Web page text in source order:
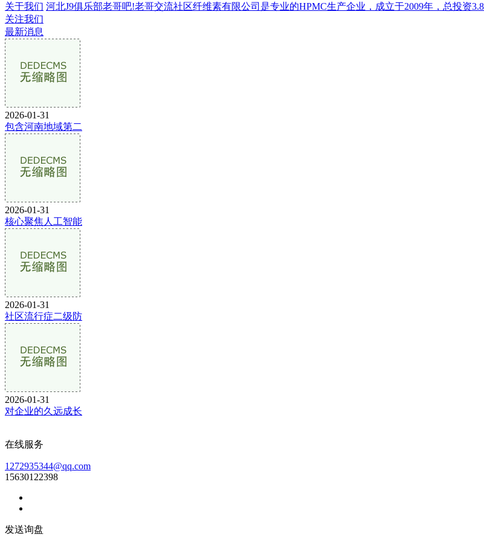
关于我们 河北J9俱乐部老哥吧!老哥交流社区纤维素有限公司是专业的HPMC生产企业，成立于2009年，总投资
关注我们
最新消息
2026-01-31
包含河南地域第二
2026-01-31
核心聚焦人工智能
2026-01-31
社区流行症二级防
2026-01-31
对企业的久远成长
在线服务
1272935344@qq.com
15630122398
发送询盘